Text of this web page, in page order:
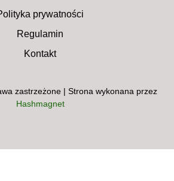
prywatności
Regulamin
Kontakt
zastrzeżone | Strona wykonana przez
Hashmagnet